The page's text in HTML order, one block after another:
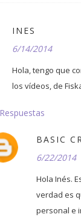
INES
6/14/2014
Hola, tengo que
los vídeos, de
Respuestas
BASIC
6/22/2014
Hola Inés.
verdad es
personal e